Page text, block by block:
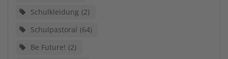
Schulkleidung 2
Schulpastoral
64
Be Future! 2